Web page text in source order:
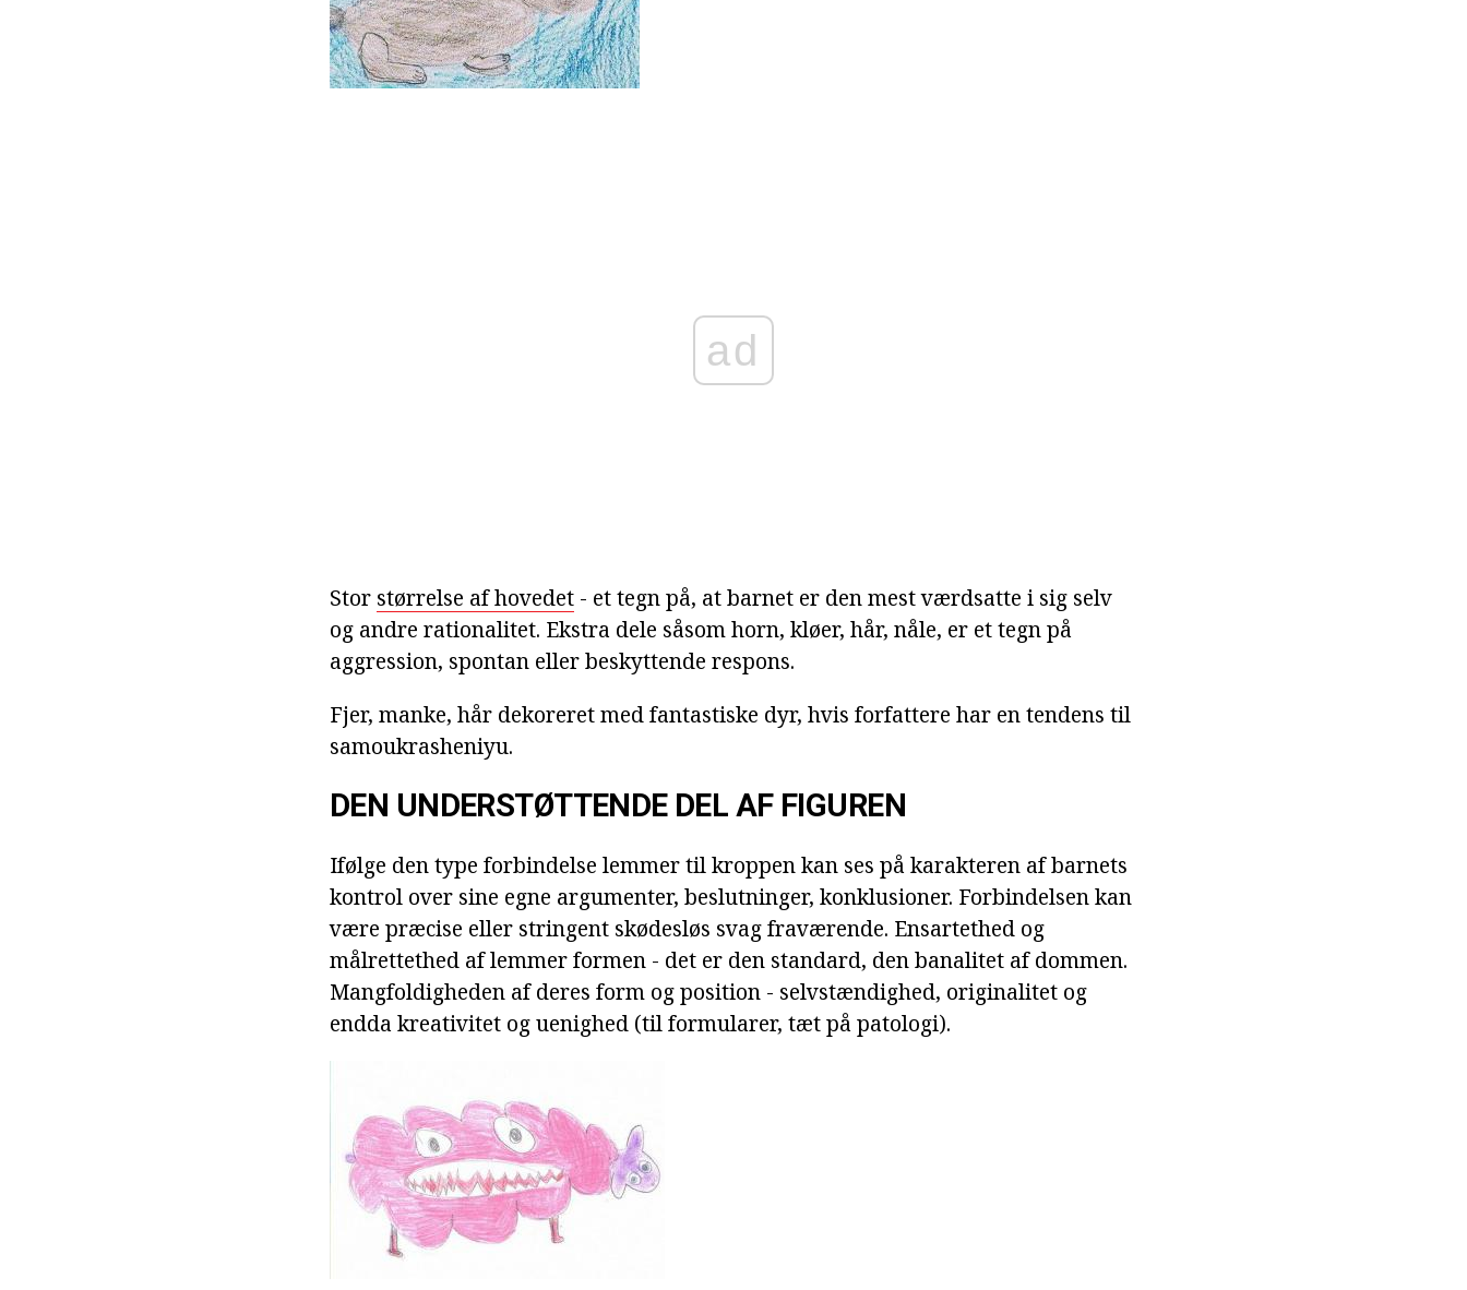
ad
Stor størrelse af hovedet - et tegn på, at barnet er den mest værdsatte i sig selv
og andre rationalitet. Ekstra dele såsom horn, kløer, hår, nåle, er et tegn på
aggression, spontan eller beskyttende respons.
Fjer, manke, hår dekoreret med fantastiske dyr, hvis forfattere har en tendens til
samoukrasheniyu.
DEN UNDERSTØTTENDE DEL AF FIGUREN
Ifølge den type forbindelse lemmer til kroppen kan ses på karakteren af barnets
kontrol over sine egne argumenter, beslutninger, konklusioner. Forbindelsen kan
være præcise eller stringent skødesløs svag fraværende. Ensartethed og
målrettethed af lemmer formen - det er den standard, den banalitet af dommen.
Mangfoldigheden af deres form og position - selvstændighed, originalitet og
endda kreativitet og uenighed (til formularer, tæt på patologi).